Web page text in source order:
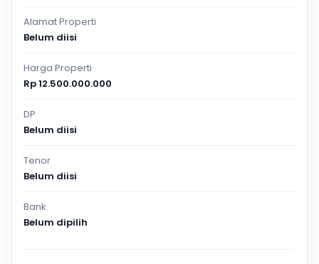
Alamat Properti
Belum diisi
Harga Properti
Rp 12.500.000.000
DP
Belum diisi
Tenor
Belum diisi
Bank
Belum dipilih